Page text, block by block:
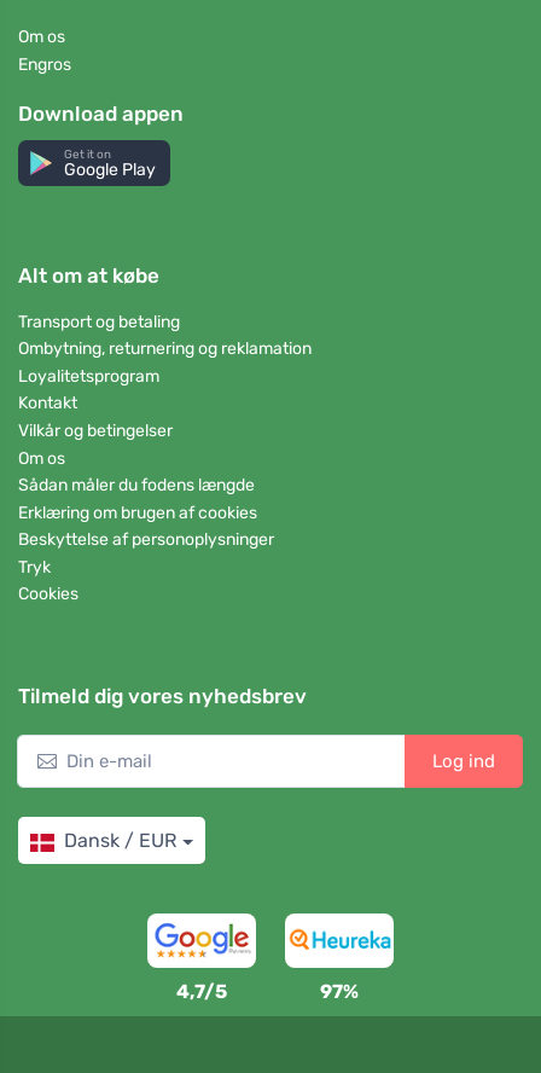
Om os
Engros
Download appen
Get it on
Google Play
Alt om at købe
Transport og betaling
Ombytning, returnering og reklamation
Loyalitetsprogram
Kontakt
Vilkår og betingelser
Om os
Sådan måler du fodens længde
Erklæring om brugen af cookies
Beskyttelse af personoplysninger
Tryk
Cookies
Tilmeld dig vores nyhedsbrev
Log ind
Dansk / EUR
4,7/5 97%